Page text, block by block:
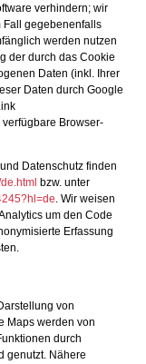
verhindern; wir
Fall gegebenenfalls
werden nutzen
der durch das Cookie
Daten (inkl. Ihrer
Daten durch Google
verfügbare Browser-
Datenschutz finden
bzw. unter
. Wir weisen
um den Code
Erfassung
von
Maps werden von
durch
genutzt. Nähere